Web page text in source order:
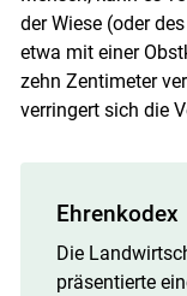
der Wiese (oder
etwa mit einer
zehn Zentimeter
verringert sich die
Ehrenkodex
Die
präsentierte